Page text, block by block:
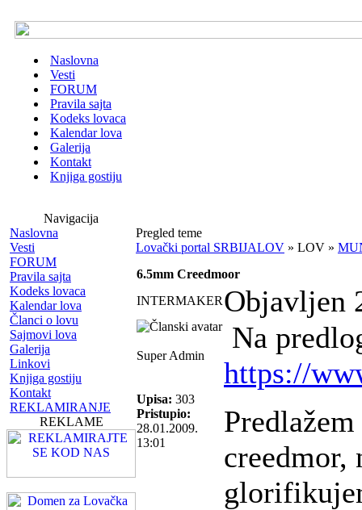
Naslovna
Vesti
FORUM
Pravila sajta
Kodeks lovaca
Kalendar lova
Galerija
Kontakt
Knjiga gostiju
Navigacija
Naslovna
Vesti
FORUM
Pravila sajta
Kodeks lovaca
Kalendar lova
Članci o lovu
Sajmovi lova
Galerija
Linkovi
Knjiga gostiju
Kontakt
REKLAMIRANJE
REKLAME
Pregled teme
Lovački portal SRBIJALOV » LOV »
6.5mm Creedmoor
INTERMAKER Objavljen
Super Admin
Upisa: 303
Pristupio:
28.01.2009.
13:01
Na
https://
creedmor,